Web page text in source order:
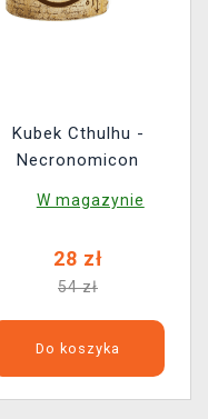
Kubek Cthulhu -
Necronomicon
W magazynie
28 zł
54 zł
Do koszyka